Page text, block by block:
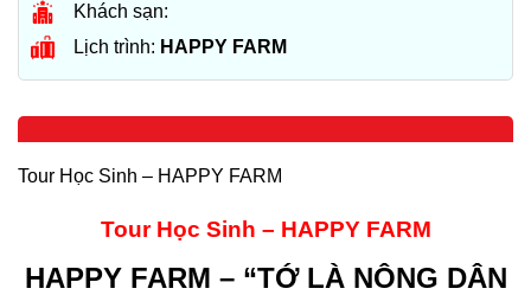
Khách sạn:
Lịch trình: HAPPY FARM
Tour Học Sinh – HAPPY FARM
Tour Học Sinh – HAPPY FARM
HAPPY FARM – “TỚ LÀ NÔNG DÂN